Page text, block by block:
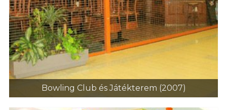
Bowling Club és Játékterem (2007)